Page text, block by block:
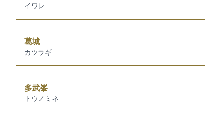
イワレ
葛城
カツラギ
多武峯
トウノミネ